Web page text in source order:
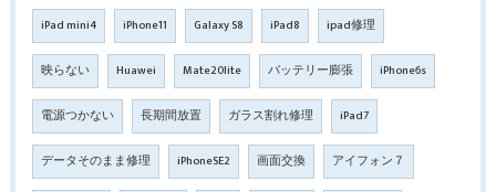
iPad mini4 iPhone11 Galaxy S8 iPad8 ipad修理
映らない Huawei Mate20lite バッテリー膨張 iPhone6s
電源つかない 長期間放置 ガラス割れ修理 iPad7
データそのまま修理 iPhoneSE2 画面交換 アイフォン７